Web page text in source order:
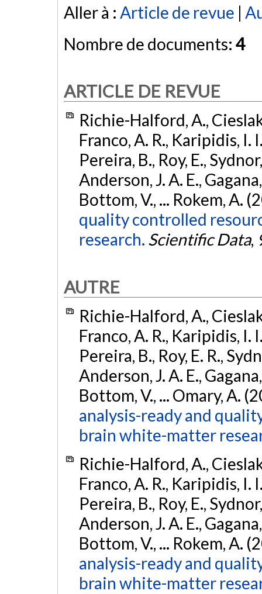
Aller à : Article de revue |
Nombre de documents: 4
ARTICLE DE REVUE
Richie-Halford, A.,
Franco, A. R., Karipidis, I.
Pereira, B., Roy, E.,
Anderson, J. A. E.,
Bottom, V., ... Rokem, A.
quality controlled
research. Scientific Data,
AUTRE
Richie-Halford, A.,
Franco, A. R., Karipidis, I.
Pereira, B., Roy, E. R.,
Anderson, J. A. E.,
Bottom, V., ... Omary, A.
analysis-ready and
brain white-matter
Richie-Halford, A.,
Franco, A. R., Karipidis, I.
Pereira, B., Roy, E.,
Anderson, J. A. E.,
Bottom, V., ... Rokem, A.
analysis-ready and
brain white-matter